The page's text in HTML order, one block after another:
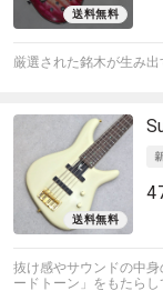
厳選された銘木が生み
抜け感やサウンドの中
ードトーン」をもたらし